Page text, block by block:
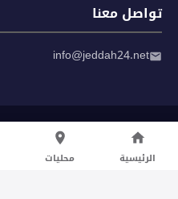
تواصل معنا
info@jeddah24.net
سياسة الخصوصية
الرئيسية محليات